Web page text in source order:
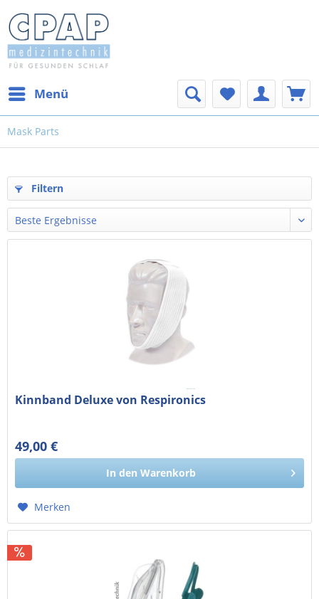
Menü
Mask Parts
Filtern
Kinnband Deluxe von Respironics
49,00 €
41,18 € exkl. MwSt.
In den Warenkorb
Merken